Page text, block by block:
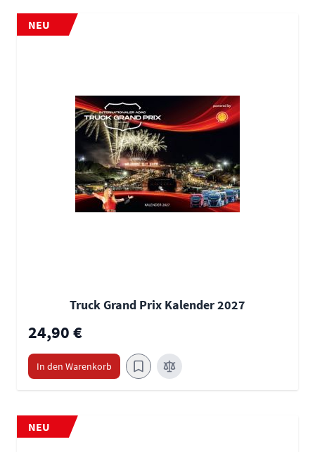
NEU
Truck Grand Prix Kalender 2027
24,90 €
In den Warenkorb
NEU